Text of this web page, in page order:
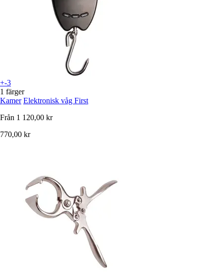
+-3
1 färger
Kamer Elektronisk våg First
Från 1 120,00 kr
770,00 kr